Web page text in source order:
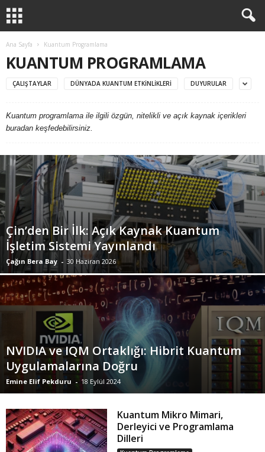
Ana Sayfa Kuantum Programlama
KUANTUM PROGRAMLAMA
ÇALIŞTAYLAR DÜNYADA KUANTUM ETKINLIKLERI DUYURULAR
Kuantum programlama ile ilgili özgün, nitelikli ve açık kaynak içerikleri
buradan keşfedebilirsiniz.
Çin’den Bir İlk: Açık Kaynak Kuantum
İşletim Sistemi Yayınlandı
Çağın Bera Bay - 30 Haziran 2026
NVIDIA ve IQM Ortaklığı: Hibrit Kuantum
Uygulamalarına Doğru
Emine Elif Pekduru - 18 Eylül 2024
Kuantum Mikro Mimari,
Derleyici ve Programlama
Dilleri